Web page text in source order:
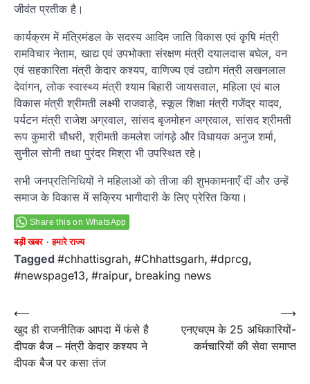
जीवंत प्रतीक है।
कार्यक्रम में मंत्रिमंडल के सदस्य आदिम जाति विकास एवं कृषि मंत्री
रामविचार नेताम, खाद्य एवं उपभोक्ता संरक्षण मंत्री दयालदास बघेल, वन
एवं सहकारिता मंत्री केदार कश्यप, वाणिज्य एवं उद्योग मंत्री लखनलाल
देवांगन, लोक स्वास्थ्य मंत्री श्याम बिहारी जायसवाल, महिला एवं बाल
विकास मंत्री श्रीमती लक्ष्मी राजवाड़े, स्कूल शिक्षा मंत्री गजेंद्र यादव,
पर्यटन मंत्री राजेश अग्रवाल, सांसद बृजमोहन अग्रवाल, सांसद श्रीमती
रूप कुमारी चौधरी, श्रीमती कमलेश जांगड़े और विधायक अनुज शर्मा,
सुनील सोनी तथा पुरंदर मिश्रा भी उपस्थित रहे।
सभी जनप्रतिनिधियों ने महिलाओं को तीजा की शुभकामनाएँ दीं और उन्हें
समाज के विकास में सक्रिय भागीदारी के लिए प्रेरित किया।
Share this on WhatsApp
बड़ी खबर हमारे राज्य
Tagged #chhattisgrah, #Chhattsgarh, #dprcg,
#newspage13, #raipur, breaking news
Post
navigation
⟵
खुद ही राजनीतिक आपदा में फंसे है
दीपक बैज – मंत्री केदार कश्यप ने
दीपक बैज पर कसा तंज
एनएचएम के 25 अधिकारियों-
कर्मचारियों की सेवा समाप्त
⟶